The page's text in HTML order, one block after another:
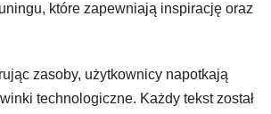
które zapewniają inspirację oraz
zasoby, użytkownicy napotkają
technologiczne. Każdy tekst został